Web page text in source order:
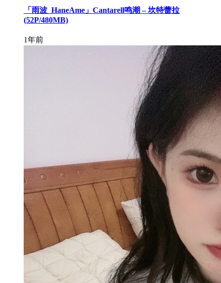
「雨波_HaneAme」Cantarell鸣潮 – 坎特蕾拉
(52P/480MB)
1年前